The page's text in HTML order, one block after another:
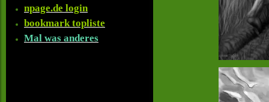
npage.de login
bookmark topliste
Mal was anderes